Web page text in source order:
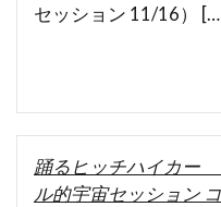
セッション 11/16）
踊るヒッチハイカー
ル的宇宙セッション